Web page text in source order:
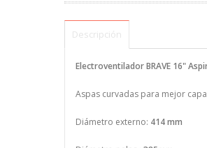
Descripción
Electroventilador BRAVE 16"
Aspas curvadas para mejor
Diámetro externo: 414 mm